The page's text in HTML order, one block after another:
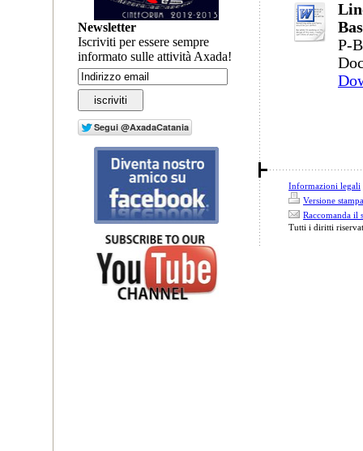
Newsletter
Iscriviti per essere sempre
informato sulle attività Axada!
P-
Informazioni legali
Versione
Raccomanda il
Tutti i diritti